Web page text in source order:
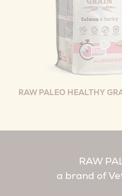
RAW PALEO HEALTHY
RAW
a brand of